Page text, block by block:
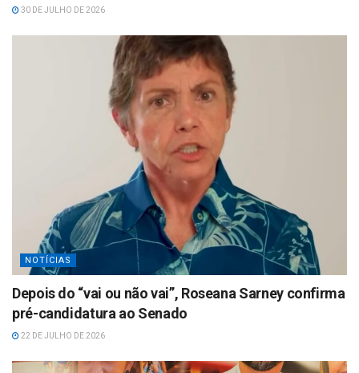
30 DE JULHO DE 2026
NOTÍCIAS
Depois do “vai ou não vai”, Roseana Sarney confirma
pré-candidatura ao Senado
22 DE JULHO DE 2026